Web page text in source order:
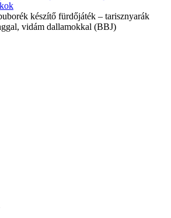
készítő fürdőjáték – tarisznyarák
vidám dallamokkal (BBJ)